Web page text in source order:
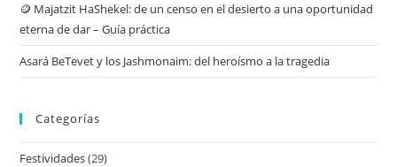
🪙 Majatzit HaShekel: de un censo en el desierto a una oportunidad
eterna de dar – Guía práctica
Asará BeTevet y los Jashmonaim: del heroísmo a la tragedia
Categorías
Festividades(29)